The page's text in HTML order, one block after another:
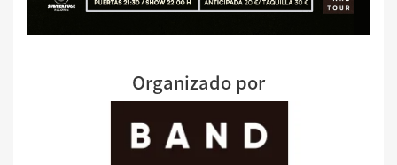
Organizado por